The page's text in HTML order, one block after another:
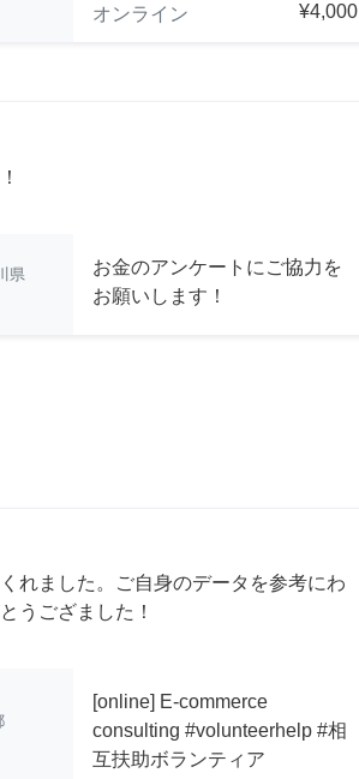
オンライン
¥4,000
県
お金のアンケートにご協力を
お願いします！
れました。ご自身のデータを参考にわ
うござました！
[online] E-commerce
consulting #volunteerhelp #相
互扶助ボランティア